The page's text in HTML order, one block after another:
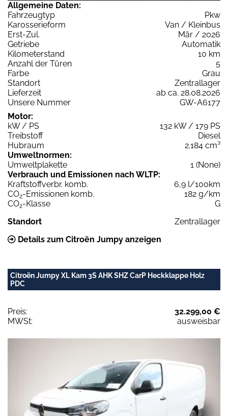
Allgemeine Daten:
Fahrzeugtyp
Pkw
Karosserieform
Van / Kleinbus
Erst-Zul.
Mär / 2026
Getriebe
Automatik
Kilometerstand
10 km
Anzahl der Türen
5
Farbe
Grau
Standort
Zentrallager
Lieferzeit
ab ca. 28.08.2026
Unsere Nummer
GW-A6177
Motor:
kW / PS
132 kW / 179 PS
Treibstoff
Diesel
Hubraum
2.184 cm³
Umweltnormen:
Umweltplakette
1 (None)
Verbrauch und Emissionen nach WLTP:
Kraftstoffverbr. komb.
6,9 l/100km
CO2-Emissionen komb.
182 g/km
CO2-Klasse
G
Standort
Zentrallager
Details zum Citroën Jumpy anzeigen
Citroën Jumpy XL Kam 3S AHK SHZ CarP Heckklappe Holz
PDC
Preis:
32.299,00 €
MWSt:
ausweisbar